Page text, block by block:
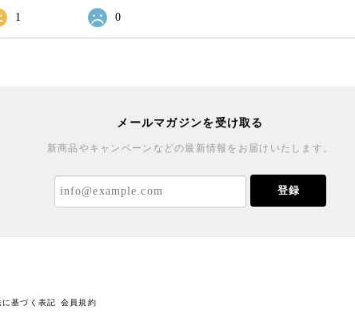
1 0
メールマガジンを受け取る
新商品やキャンペーンなどの最新情報をお届けいたします。
登録
基づく表記 会員規約